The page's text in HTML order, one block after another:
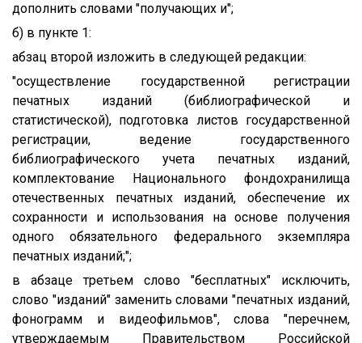
дополнить словами "получающих и";
б) в пункте 1:
абзац второй изложить в следующей редакции:
"осуществление государственной регистрации
печатных изданий (библиографической и
статистической), подготовка листов государственной
регистрации, ведение государственного
библиографического учета печатных изданий,
комплектование Национального фондохранилища
отечественных печатных изданий, обеспечение их
сохранности и использования на основе получения
одного обязательного федерального экземпляра
печатных изданий;";
в абзаце третьем слово "бесплатных" исключить,
слово "изданий" заменить словами "печатных изданий,
фонограмм и видеофильмов", слова "перечнем,
утверждаемым Правительством Российской